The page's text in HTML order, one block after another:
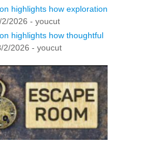
highlights how exploration
2026 - youcut
highlights how thoughtful
2/2026 - youcut